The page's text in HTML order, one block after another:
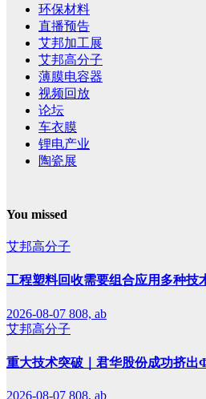
环保材料
直播预告
艾邦加工展
艾邦高分子
薄膜电容器
视频回放
论坛
车衣膜
锂电产业
陶瓷展
You missed
艾邦高分子
工程塑料回收需要组合应用多种技
2026-08-07 808, ab
艾邦高分子
重大技术突破｜君华股份成功挤出
2026-08-07 808, ab